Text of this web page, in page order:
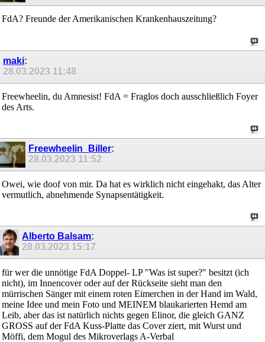
FdA? Freunde der Amerikanischen Krankenhauszeitung?
maki:
28.03.2023 11:48
Freewheelin, du Amnesist! FdA = Fraglos doch ausschließlich Foyer
des Arts.
Freewheelin_Biller:
28.03.2023 11:52
Owei, wie doof von mir. Da hat es wirklich nicht eingehakt, das Alter
vermutlich, abnehmende Synapsentätigkeit.
Alberto Balsam:
28.03.2023 15:17
für wer die unnötige FdA Doppel- LP "Was ist super?" besitzt (ich
nicht), im Innencover oder auf der Rückseite sieht man den
mürrischen Sänger mit einem roten Eimerchen in der Hand im Wald,
meine Idee und mein Foto und MEINEM blaukarierten Hemd am
Leib, aber das ist natürlich nichts gegen Elinor, die gleich GANZ
GROSS auf der FdA Kuss-Platte das Cover ziert, mit Wurst und
Möffi, dem Mogul des Mikroverlags A-Verbal